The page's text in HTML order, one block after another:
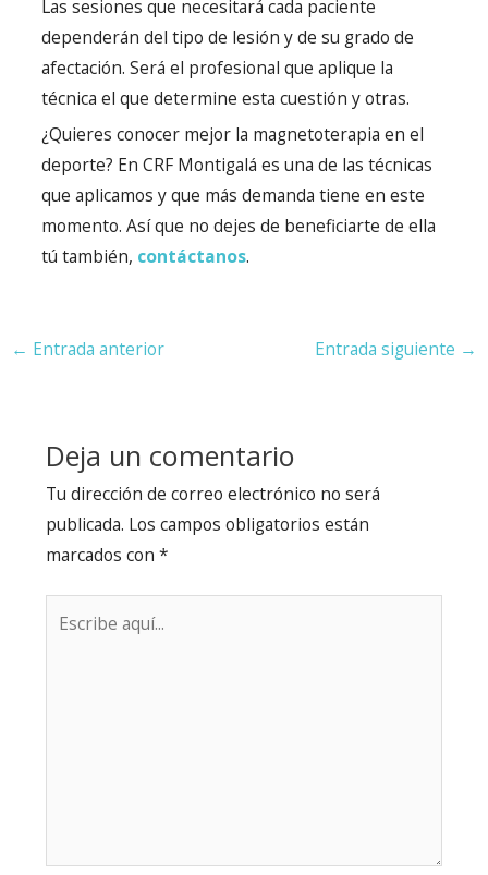
Las sesiones que necesitará cada paciente
dependerán del tipo de lesión y de su grado de
afectación. Será el profesional que aplique la
técnica el que determine esta cuestión y otras.
¿Quieres conocer mejor la magnetoterapia en el
deporte? En CRF Montigalá es una de las técnicas
que aplicamos y que más demanda tiene en este
momento. Así que no dejes de beneficiarte de ella
tú también, contáctanos.
Navegación
← Entrada anterior Entrada siguiente →
Deja un comentario
Tu dirección de correo electrónico no será
publicada. Los campos obligatorios están
marcados con *